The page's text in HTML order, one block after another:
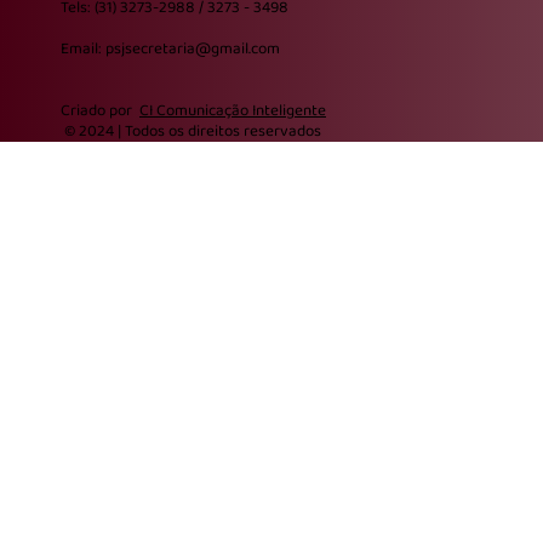
Tels: (31) 3273-2988 / 3273 - 3498
Email: psjsecretaria@gmail.com
Criado por CI Comunicação Inteligente
© 2024 | Todos os direitos reservados